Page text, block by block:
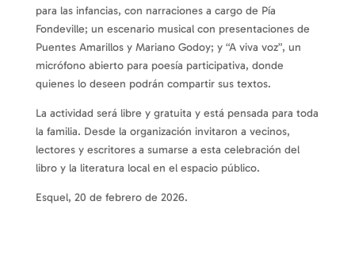
para las infancias, con narraciones a cargo de Pía
Fondeville; un escenario musical con presentaciones de
Puentes Amarillos y Mariano Godoy; y “A viva voz”, un
micrófono abierto para poesía participativa, donde
quienes lo deseen podrán compartir sus textos.
La actividad será libre y gratuita y está pensada para toda
la familia. Desde la organización invitaron a vecinos,
lectores y escritores a sumarse a esta celebración del
libro y la literatura local en el espacio público.
Esquel, 20 de febrero de 2026.